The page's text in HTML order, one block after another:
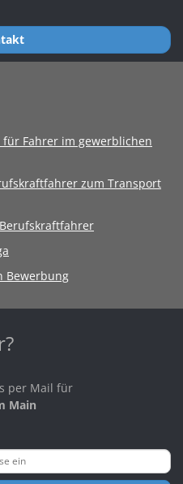
Fahrer im gewerblichen
zum Transport
Bewerbung
per Mail für
Main